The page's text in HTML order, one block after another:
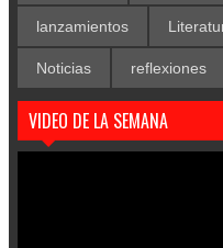
lanzamientos
Noticias reflexiones
VIDEO DE LA SEMANA